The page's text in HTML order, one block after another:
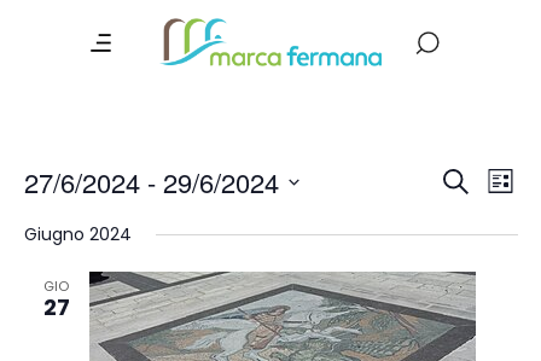
and
Views
Search
List
27/6/2024 - 29/6/2024
date.
Giugno 2024
GIO
27